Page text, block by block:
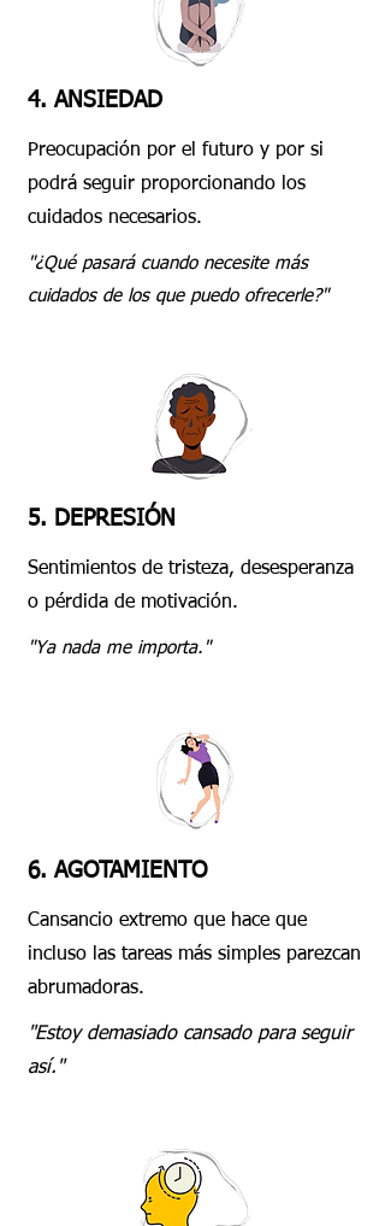
4. ANSIEDAD
Preocupación por el futuro y por si
podrá seguir proporcionando los
cuidados necesarios.
"¿Qué pasará cuando necesite más
cuidados de los que puedo ofrecerle?"
5. DEPRESIÓN
Sentimientos de tristeza, desesperanza
o pérdida de motivación.
"Ya nada me importa."
6. AGOTAMIENTO
Cansancio extremo que hace que
incluso las tareas más simples parezcan
abrumadoras.
"Estoy demasiado cansado para seguir
así."